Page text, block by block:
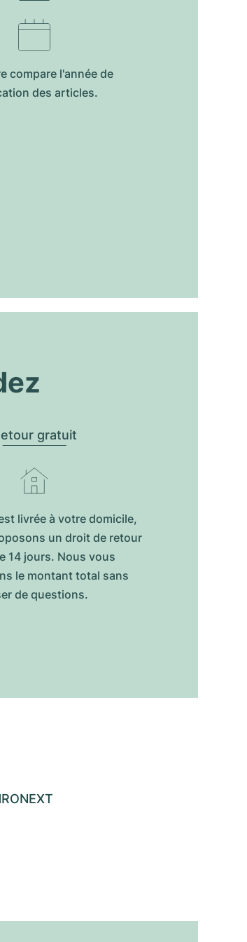
compare l'année de
des articles.
gratuit
livrée à votre domicile,
un droit de retour
14 jours. Nous vous
le montant total sans
de questions.